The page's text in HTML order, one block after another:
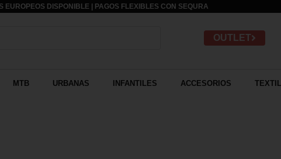
EUROPEOS DISPONIBLE | PAGOS FLEXIBLES CON SEQURA
OUTLET
MTB URBANAS INFANTILES ACCESORIOS TEXTIL